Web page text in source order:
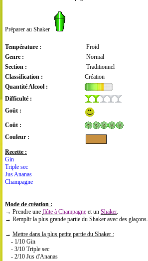
Préparer au Shaker
Température :
Froid
Genre :
Normal
Section :
Traditionnel
Classification :
Création
Quantité Alcool :
Difficulté :
Goût :
Coût :
Couleur :
Recette :
Gin
Triple sec
Jus Ananas
Champagne
Mode de création :
→ Prendre une flûte à Champagne et un Shaker.
→ Remplir la plus grande partie du Shaker avec des glaçons.
→ Mettre dans la plus petite partie du Shaker :
- 1/10 Gin
- 3/10 Triple sec
- 2/10 Jus d'Ananas